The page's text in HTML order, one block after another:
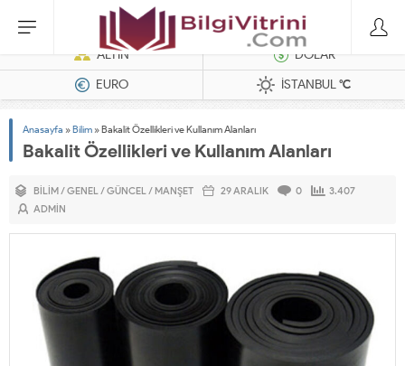
Dizel Jeneratörler
ALTIN
DOLAR
EURO
İSTANBUL°C
Anasayfa »Bilim »Bakalit Özellikleri ve Kullanım Alanları
Bakalit Özellikleri ve Kullanım Alanları
BILIM/GENEL/GÜNCEL/ MANŞET 29 ARALIK 0
3.407
ADMIN